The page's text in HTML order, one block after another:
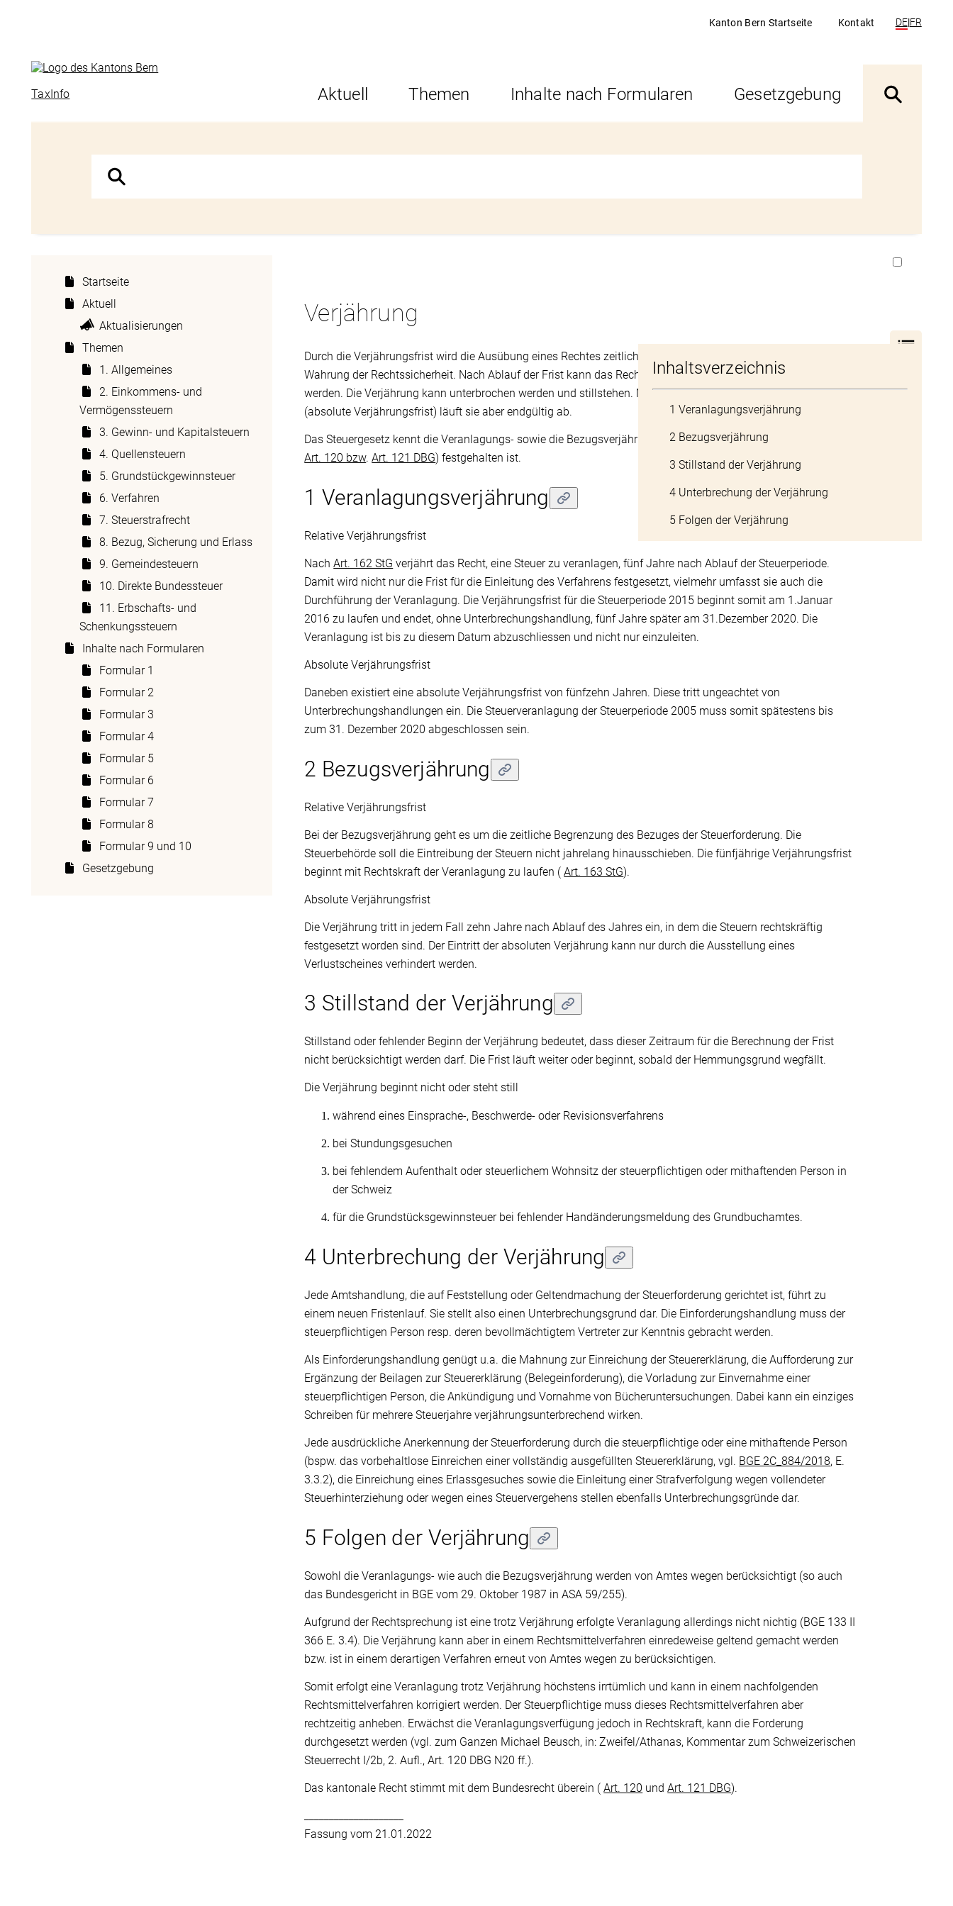
TaxInfo
Kanton Bern Startseite Kontakt DE|FR
Aktuell Themen Inhalte nach Formularen Gesetzgebung
Startseite
Aktuell
Aktualisierungen
Themen
1. Allgemeines
2. Einkommens- und
Vermögenssteuern
3. Gewinn- und Kapitalsteuern
4. Quellensteuern
5. Grundstückgewinnsteuer
6. Verfahren
7. Steuerstrafrecht
8. Bezug, Sicherung und Erlass
9. Gemeindesteuern
10. Direkte Bundessteuer
11. Erbschafts- und
Schenkungssteuern
Inhalte nach Formularen
Formular 1
Formular 2
Formular 3
Formular 4
Formular 5
Formular 6
Formular 7
Formular 8
Formular 9 und 10
Gesetzgebung
Verjährung
Durch die Verjährungsfrist wird die Ausübung eines Rechtes zeitlich begrenzt. Der Zweck der Verjährung ist die
Wahrung der Rechtssicherheit. Nach Ablauf der Frist kann das Recht nicht mehr erfolgreich geltend gemacht
werden. Die Verjährung kann unterbrochen werden und stillstehen. Nach dem Verstreichen einer Maximaldauer
(absolute Verjährungsfrist) läuft sie aber endgültig ab.
Das Steuergesetz kennt die Veranlagungs- sowie die Bezugsverjährung, die in denArtikeln 162
Art. 120 bzw.Art. 121 DBG) festgehalten ist.
1 Veranlagungsverjährung
Relative Verjährungsfrist
NachArt. 162 StG verjährt das Recht, eine Steuer zu veranlagen, fünf Jahre nach Ablauf der Steuerperiode.
Damit wird nicht nur die Frist für die Einleitung des Verfahrens festgesetzt, vielmehr umfasst sie auch die
Durchführung der Veranlagung. Die Verjährungsfrist für die Steuerperiode 2015 beginnt somit am 1.Januar
2016 zu laufen und endet, ohne Unterbrechungshandlung, fünf Jahre später am 31.Dezember 2020. Die
Veranlagung ist bis zu diesem Datum abzuschliessen und nicht nur einzuleiten.
Absolute Verjährungsfrist
Daneben existiert eine absolute Verjährungsfrist von fünfzehn Jahren. Diese tritt ungeachtet von
Unterbrechungshandlungen ein. Die Steuerveranlagung der Steuerperiode 2005 muss somit spätestens bis
zum 31. Dezember 2020 abgeschlossen sein.
2 Bezugsverjährung
Relative Verjährungsfrist
Bei der Bezugsverjährung geht es um die zeitliche Begrenzung des Bezuges der Steuerforderung. Die
Steuerbehörde soll die Eintreibung der Steuern nicht jahrelang hinausschieben. Die fünfjährige Verjährungsfrist
beginnt mit Rechtskraft der Veranlagung zu laufen (Art. 163 StG).
Absolute Verjährungsfrist
Die Verjährung tritt in jedem Fall zehn Jahre nach Ablauf des Jahres ein, in dem die Steuern rechtskräftig
festgesetzt worden sind. Der Eintritt der absoluten Verjährung kann nur durch die Ausstellung eines
Verlustscheines verhindert werden.
3 Stillstand der Verjährung
Stillstand oder fehlender Beginn der Verjährung bedeutet, dass dieser Zeitraum für die Berechnung der Frist
nicht berücksichtigt werden darf. Die Frist läuft weiter oder beginnt, sobald der Hemmungsgrund wegfällt.
Die Verjährung beginnt nicht oder steht still
während eines Einsprache-, Beschwerde- oder Revisionsverfahrens
bei Stundungsgesuchen
bei fehlendem Aufenthalt oder steuerlichem Wohnsitz der steuerpflichtigen oder mithaftenden Person in
der Schweiz
für die Grundstücksgewinnsteuer bei fehlender Handänderungsmeldung des Grundbuchamtes.
4 Unterbrechung der Verjährung
Jede Amtshandlung, die auf Feststellung oder Geltendmachung der Steuerforderung gerichtet ist, führt zu
einem neuen Fristenlauf. Sie stellt also einen Unterbrechungsgrund dar. Die Einforderungshandlung muss der
steuerpflichtigen Person resp. deren bevollmächtigtem Vertreter zur Kenntnis gebracht werden.
Als Einforderungshandlung genügt u.a. die Mahnung zur Einreichung der Steuererklärung, die Aufforderung zur
Ergänzung der Beilagen zur Steuererklärung (Belegeinforderung), die Vorladung zur Einvernahme einer
steuerpflichtigen Person, die Ankündigung und Vornahme von Bücheruntersuchungen. Dabei kann ein einziges
Schreiben für mehrere Steuerjahre verjährungsunterbrechend wirken.
Jede ausdrückliche Anerkennung der Steuerforderung durch die steuerpflichtige oder eine mithaftende Person
(bspw. das vorbehaltlose Einreichen einer vollständig ausgefüllten Steuererklärung, vgl. BGE 2C_884/2018, E.
3.3.2), die Einreichung eines Erlassgesuches sowie die Einleitung einer Strafverfolgung wegen vollendeter
Steuerhinterziehung oder wegen eines Steuervergehens stellen ebenfalls Unterbrechungsgründe dar.
5 Folgen der Verjährung
Sowohl die Veranlagungs- wie auch die Bezugsverjährung werden von Amtes wegen berücksichtigt (so auch
das Bundesgericht in BGE vom 29. Oktober 1987 in ASA 59/255).
Aufgrund der Rechtsprechung ist eine trotz Verjährung erfolgte Veranlagung allerdings nicht nichtig (BGE 133 II
366 E. 3.4). Die Verjährung kann aber in einem Rechtsmittelverfahren einredeweise geltend gemacht werden
bzw. ist in einem derartigen Verfahren erneut von Amtes wegen zu berücksichtigen.
Somit erfolgt eine Veranlagung trotz Verjährung höchstens irrtümlich und kann in einem nachfolgenden
Rechtsmittelverfahren korrigiert werden. Der Steuerpflichtige muss dieses Rechtsmittelverfahren aber
rechtzeitig anheben. Erwächst die Veranlagungsverfügung jedoch in Rechtskraft, kann die Forderung
durchgesetzt werden (vgl. zum Ganzen Michael Beusch, in: Zweifel/Athanas, Kommentar zum Schweizerischen
Steuerrecht I/2b, 2. Aufl., Art. 120 DBG N20 ff.).
Das kantonale Recht stimmt mit dem Bundesrecht überein (Art. 120 undArt. 121 DBG).
Fassung vom 21.01.2022
Inhaltsverzeichnis
1 Veranlagungsverjährung
2 Bezugsverjährung
3 Stillstand der Verjährung
4 Unterbrechung der Verjährung
5 Folgen der Verjährung